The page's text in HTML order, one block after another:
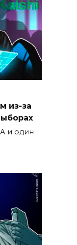
из-за
и один